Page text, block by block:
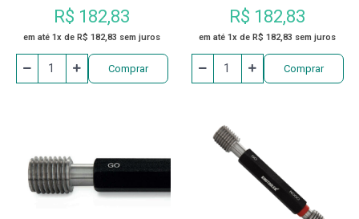
R$ 182,83
em até 1x de R$ 182,83 sem juros
Comprar
R$ 182,83
em até 1x de R$ 182,83 sem juros
Comprar